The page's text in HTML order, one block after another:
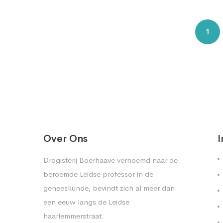
1
Over Ons
Drogisterij Boerhaave vernoemd naar de
beroemde Leidse professor in de
geneeskunde, bevindt zich al meer dan
een eeuw langs de Leidse
haarlemmerstraat.